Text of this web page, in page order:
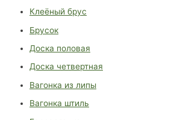
Клеёный брус
Брусок
Доска половая
Доска четвертная
Вагонка из липы
Вагонка штиль